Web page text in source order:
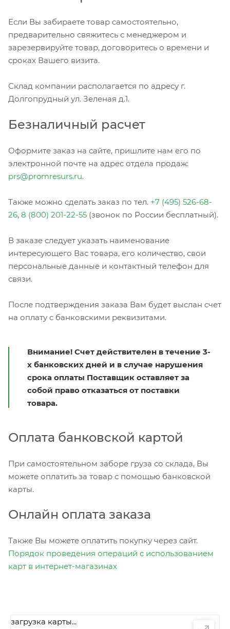
Если Вы забираете товар самостоятельно,
предварительно свяжитесь с менеджером и
зарезервируйте товар, договоритесь о времени и
сроках Вашего визита.
Склад компании располагается по адресу г.
Долгопрудный ул. Зеленая д.1.
Безналичный расчет
Оформите заказ на сайте, пришлите нам его по
электронной почте на адрес отдела продаж:
prs@promresurs.ru.
Также можно сделать заказ по тел. +7 (495) 526-68-
26, 8 (800) 201-22-55 (звонок по России бесплатный).
В заказе следует указать наименование
интересующего Вас товара, его количество, свои
персональные данные и контактный телефон для
связи.
После подтверждения заказа Вам будет выслан счет
на оплату с банковскими реквизитами.
Внимание! Счет действителен в течение 3-
х банковских дней и в случае нарушения
срока оплаты Поставщик оставляет за
собой право отказаться от поставки
товара.
Оплата банковской картой
При самостоятельном заборе груза со склада, Вы
можете оплатить за товар с помощью банковской
карты.
Онлайн оплата заказа
Также Вы можете оплатить покупку через сайт.
Порядок проведения операций с использованием
карт в интернет-магазинах
загрузка карты...